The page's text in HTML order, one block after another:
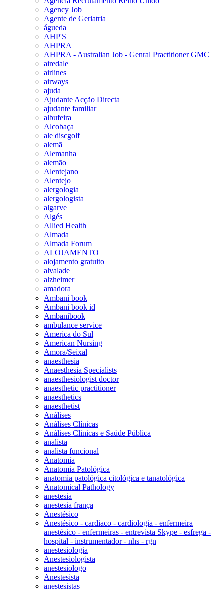
Agency Job
Agente de Geriatria
águeda
AHP'S
AHPRA
AHPRA - Australian Job - Genral Practitioner GMC
airedale
airlines
airways
ajuda
Ajudante Acção Directa
ajudante familiar
albufeira
Alcobaça
ale discgolf
alemã
Alemanha
alemão
Alentejano
Alentejo
alergologia
alergologista
algarve
Algés
Allied Health
Almada
Almada Forum
ALOJAMENTO
alojamento gratuito
alvalade
alzheimer
amadora
Ambani book
Ambani book id
Ambanibook
ambulance service
America do Sul
American Nursing
Amora/Seixal
anaesthesia
Anaesthesia Specialists
anaesthesiologist doctor
anaesthetic practitioner
anaesthetics
anaesthetist
Análises
Análises Clínicas
Análises Clinicas e Saúde Pública
analista
analista funcional
Anatomia
Anatomia Patológica
anatomia patológica citológica e tanatológica
Anatomical Pathology
anestesia
anestesia frança
Anestésico
Anestésico - cardiaco - cardiologia - enfermeira
anestésico - enfermeiras - entrevista Skype - esfrega -
hospital - instrumentador - nhs - rgn
anestesiologia
Anestesiologista
anestesiologo
Anestesista
anestesistas